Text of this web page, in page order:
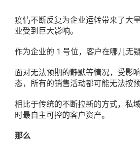
疫情不断反复为企业运转带来了大
业受到巨大影响。
作为企业的 1 号位，客户在哪儿无
面对无法预期的静默等情况，受影
态，所有的销售活动都可能无法按
相比于传统的不断拉新的方式，私
时最自主可控的客户资产。
那么